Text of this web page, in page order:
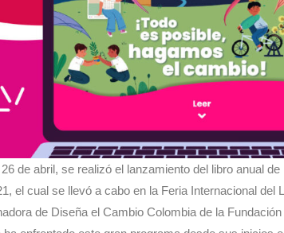
de abril, se realizó el lanzamiento del libro anual
el cual se llevó a cabo en la Feria Internacional del
de Diseña el Cambio Colombia de la